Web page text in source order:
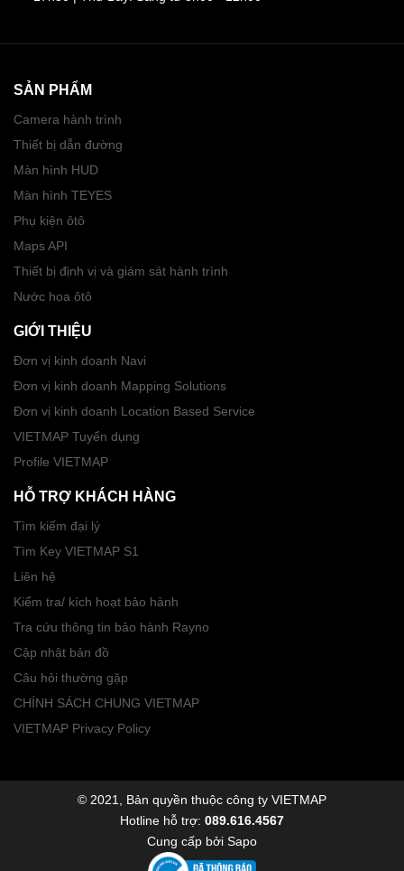
SẢN PHẨM
Camera hành trình
Thiết bị dẫn đường
Màn hình HUD
Màn hình TEYES
Phụ kiện ôtô
Maps API
Thiết bị định vị và giám sát hành trình
Nước hoa ôtô
GIỚI THIỆU
Đơn vị kinh doanh Navi
Đơn vị kinh doanh Mapping Solutions
Đơn vị kinh doanh Location Based Service
VIETMAP Tuyển dụng
Profile VIETMAP
HỖ TRỢ KHÁCH HÀNG
Tìm kiếm đại lý
Tìm Key VIETMAP S1
Liên hệ
Kiểm tra/ kích hoạt bảo hành
Tra cứu thông tin bảo hành Rayno
Cập nhật bản đồ
Câu hỏi thường gặp
CHÍNH SÁCH CHUNG VIETMAP
VIETMAP Privacy Policy
© 2021, Bản quyền thuộc công ty VIETMAP
Hotline hỗ trợ: 089.616.4567
Cung cấp bởi Sapo